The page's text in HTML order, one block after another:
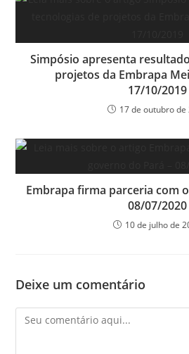
Simpósio apresenta
projetos da Embrapa
17/10/2019
17 de outubro de
Embrapa firma parceria com
08/07/2020
10 de julho de
Deixe um comentário